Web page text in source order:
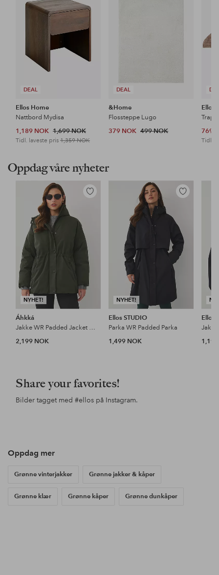
DEAL
favoritter
Ellos Home
Nattbord Mydisa
1,189 NOK 1,699 NOK
Tidl. laveste pris 1,359 NOK
DEAL
&Home
Flossteppe Lugo
379 NOK 499 NOK
Ellos
769
Tidl.
Oppdag våre nyheter
NYHET!
Legg
Áhkká
Jakke WR Padded Jacket W Adjustabel
2,199 NOK
NYHET!
Legg
Ellos STUDIO
Parka WR Padded Parka
1,499 NOK
Ellos
Share your favorites!
Bilder tagget med #ellos på Instagram.
Oppdag mer
Grønne vinterjakker Grønne jakker & kåper
Grønne klær Grønne kåper Grønne dunkåper